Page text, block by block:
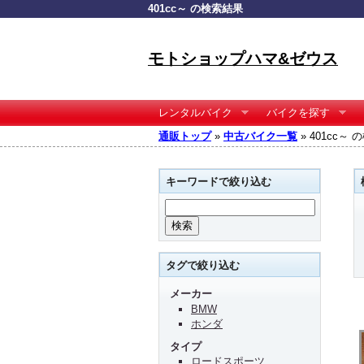
401cc～ の検索結果
モトショップハマ&ゼウス
レンタルバイク
バイクを探す
通販トップ» 中古バイク一覧 » 401cc～
キーワードで絞り込む
タグで絞り込む
メーカー
BMW
ホンダ
タイプ
ロードスポーツ